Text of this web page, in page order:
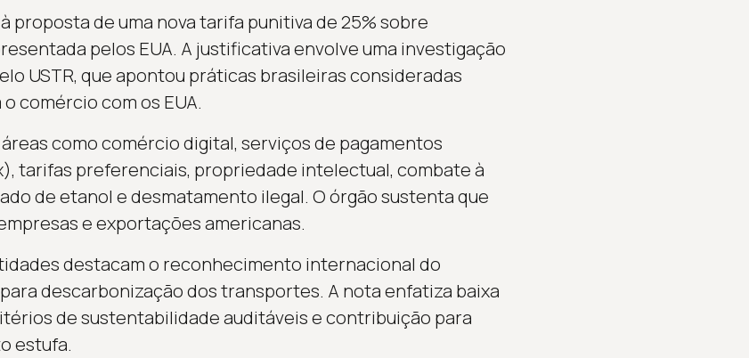
proposta de uma nova tarifa punitiva de 25% sobre
pelos EUA. A justificativa envolve uma investigação
USTR, que apontou práticas brasileiras consideradas
comércio com os EUA.
áreas como comércio digital, serviços de pagamentos
tarifas preferenciais, propriedade intelectual, combate à
de etanol e desmatamento ilegal. O órgão sustenta que
e exportações americanas.
destacam o reconhecimento internacional do
descarbonização dos transportes. A nota enfatiza baixa
de sustentabilidade auditáveis e contribuição para
estufa.